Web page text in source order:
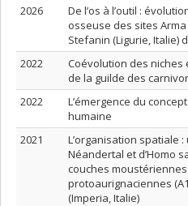
2026
De l’os à l’outil :
osseuse des sites
Stefanin (Ligurie, Italie)
2022
Coévolution des niches
de la guilde des
2022
L’émergence du
humaine
2021
L’organisation spatiale
Néandertal et d’Homo
couches moustériennes
protoaurignaciennes
(Imperia, Italie)